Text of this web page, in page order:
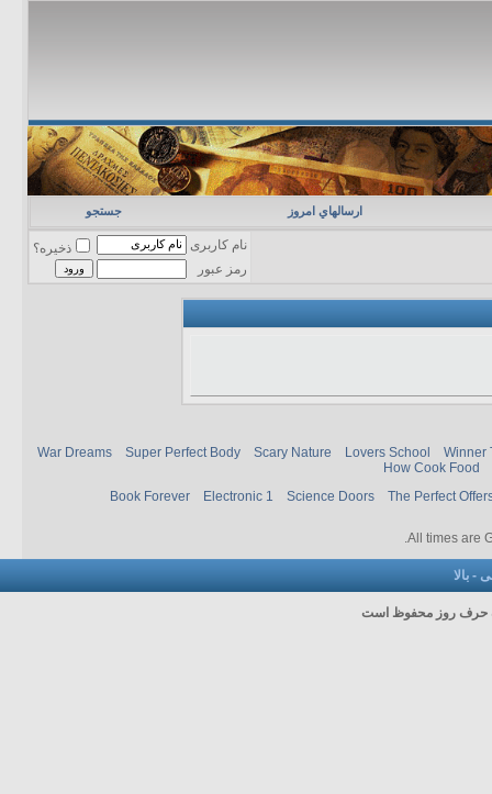
ارسالهاي امروز جستجو
نام کاربری
ذخیره؟
رمز عبور
War Dreams Super Perfect Body Scary Nature Lovers School
Winner
How Cook Food
Book Forever
Electronic 1 Science Doors The Perfect
All times are
- بالا